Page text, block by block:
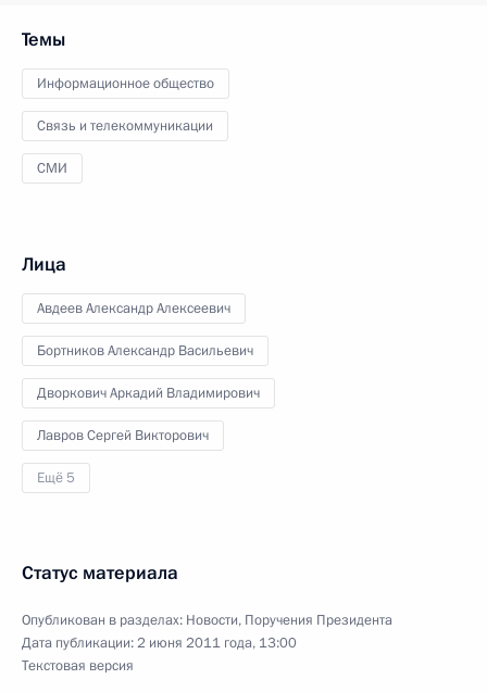
Темы
Информационное общество
Связь и телекоммуникации
СМИ
Лица
Авдеев Александр Алексеевич
Бортников Александр Васильевич
Дворкович Аркадий Владимирович
Лавров Сергей Викторович
Ещё 5
Статус материала
Опубликован в разделах: Новости, Поручения Президента
Дата публикации:2 июня 2011 года, 13:00
Текстовая версия